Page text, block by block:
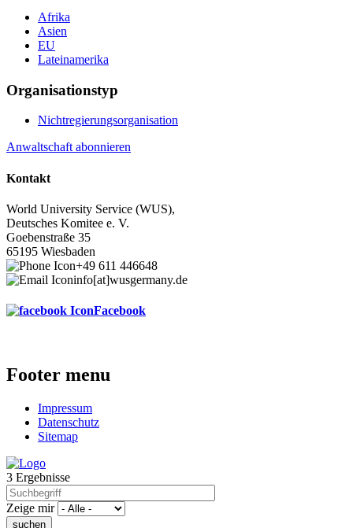
Afrika
Asien
EU
Lateinamerika
Organisationstyp
Nichtregierungsorganisation
Anwaltschaft abonnieren
Kontakt
World University Service (WUS),
Deutsches Komitee e. V.
Goebenstraße 35
65195 Wiesbaden
+49 611 446648
info[at]wusgermany.de
Facebook
Footer menu
Impressum
Datenschutz
Sitemap
3 Ergebnisse
Zeige mir